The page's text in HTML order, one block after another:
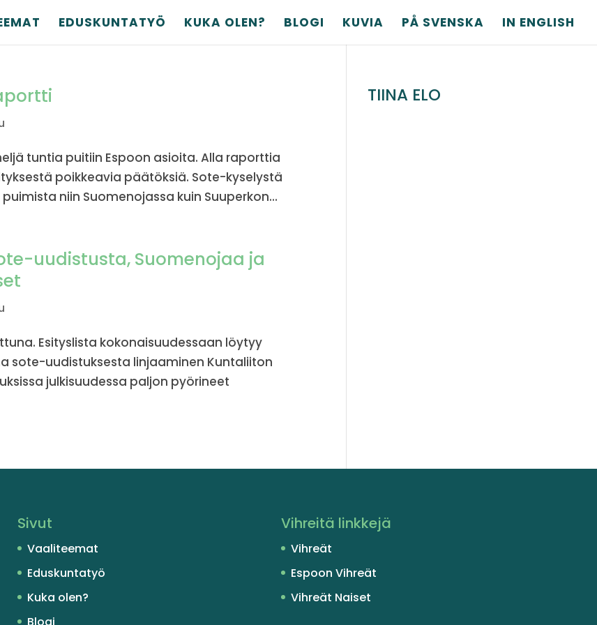
EDUSKUNTATYÖ KUKA OLEN? BLOGI KUVIA PÅ SVENSKA IN ENGLISH
tuntia puitiin Espoon asioita. Alla raporttia
poikkeavia päätöksiä. Sote-kyselystä
niin Suomenojassa kuin Suuperkon...
uudistusta, Suomenojaa ja
Esityslista kokonaisuudessaan löytyy
sote-uudistuksesta linjaaminen Kuntaliiton
julkisuudessa paljon pyörineet
TIINA ELO
Sivut
Vaaliteemat
Eduskuntatyö
Kuka olen?
Blogi
Vihreitä linkkejä
Vihreät
Espoon Vihreät
Vihreät Naiset